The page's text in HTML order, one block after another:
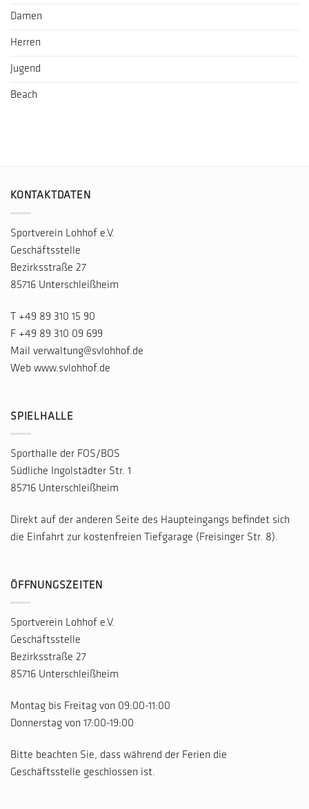
Damen
Herren
Jugend
Beach
KONTAKTDATEN
Sportverein Lohhof e.V.
Geschäftsstelle
Bezirksstraße 27
85716 Unterschleißheim
+49 89 310 15 90
F +49 89 310 09 699
Mail verwaltung@svlohhof.de
Web www.svlohhof.de
SPIELHALLE
Sporthalle der FOS/BOS
Südliche Ingolstädter Str. 1
85716 Unterschleißheim
Direkt auf der anderen Seite des Haupteingangs befindet sich
die Einfahrt zur kostenfreien Tiefgarage (Freisinger Str. 8).
ÖFFNUNGSZEITEN
Sportverein Lohhof e.V.
Geschäftsstelle
Bezirksstraße 27
85716 Unterschleißheim
Montag bis Freitag von 09:00-11:00
Donnerstag von 17:00-19:00
Bitte beachten Sie, dass während der Ferien die
Geschäftsstelle geschlossen ist.